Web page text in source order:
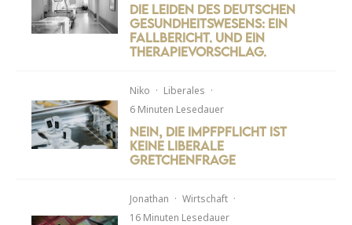
Die Leiden des deutschen
Gesundheitswesens: ein
Fallbericht. Und ein
Therapievorschlag.
Niko · Liberales ·
6 Minuten Lesedauer
Nein, die Impfpflicht ist
keine liberale
Gretchenfrage
Jonathan · Wirtschaft ·
16 Minuten Lesedauer